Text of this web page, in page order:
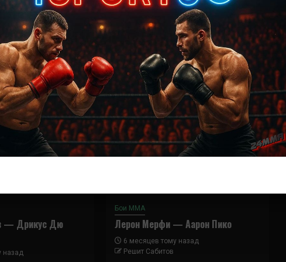
Далее
Диего Санчес – Микки Галл
— Дрикус Дю
назад
Бои ММА
Лерон Мерфи — Аарон Пико
6 месяцев тому назад
Решит Сабитов